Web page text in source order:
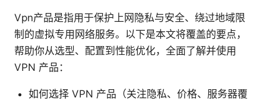
Vpn产品是指用于保护上网隐私与安全、绕过地域限
制的虚拟专用网络服务。以下是本文将覆盖的要点，
帮助你从选型、配置到性能优化，全面了解并使用
VPN 产品：
如何选择 VPN 产品（关注隐私、价格、服务器覆